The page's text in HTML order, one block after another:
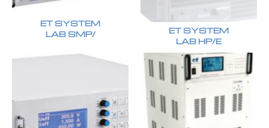
ET SYSTEM
LAB SMP/
ET SYSTEM
LAB HP/E